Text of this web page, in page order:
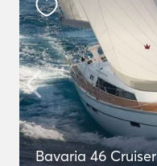
Bavaria 46 Cruiser